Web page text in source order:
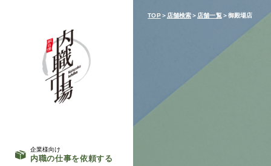
企業様向け
内職の仕事を依頼する
TOP＞ 店舗検索＞ 店舗一覧＞御殿場店